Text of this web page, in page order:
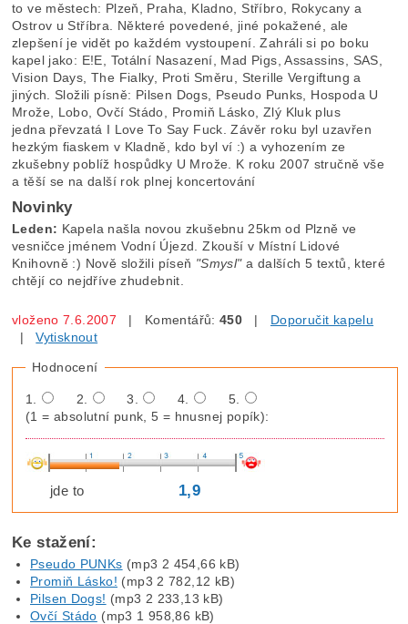
to ve městech: Plzeň, Praha, Kladno, Stříbro, Rokycany a
Ostrov u Stříbra. Některé povedené, jiné pokažené, ale
zlepšení je vidět po každém vystoupení. Zahráli si po boku
kapel jako: E!E, Totální Nasazení, Mad Pigs, Assassins, SAS,
Vision Days, The Fialky, Proti Směru, Sterille Vergiftung a
jiných. Složili písně: Pilsen Dogs, Pseudo Punks, Hospoda U
Mrože, Lobo, Ovčí Stádo, Promiň Lásko, Zlý Kluk plus
jedna převzatá I Love To Say Fuck. Závěr roku byl uzavřen
hezkým fiaskem v Kladně, kdo byl ví :) a vyhozením ze
zkušebny poblíž hospůdky U Mrože. K roku 2007 stručně vše
a těší se na další rok plnej koncertování
Novinky
Leden: Kapela našla novou zkušebnu 25km od Plzně ve
vesničce jménem Vodní Újezd. Zkouší v Místní Lidové
Knihovně :) Nově složili píseň "Smysl"a dalších 5 textů, které
chtějí co nejdříve zhudebnit.
vloženo 7.6.2007 | Komentářů:450 | Doporučit kapelu
|Vytisknout
Hodnocení
1. 2. 3. 4.
5.
(1 = absolutní punk, 5 = hnusnej popík):
jde to 1,9
Ke stažení:
Pseudo PUNKs (mp3 2 454,66 kB)
Promiň Lásko! (mp3 2 782,12 kB)
Pilsen Dogs! (mp3 2 233,13 kB)
Ovčí Stádo (mp3 1 958,86 kB)